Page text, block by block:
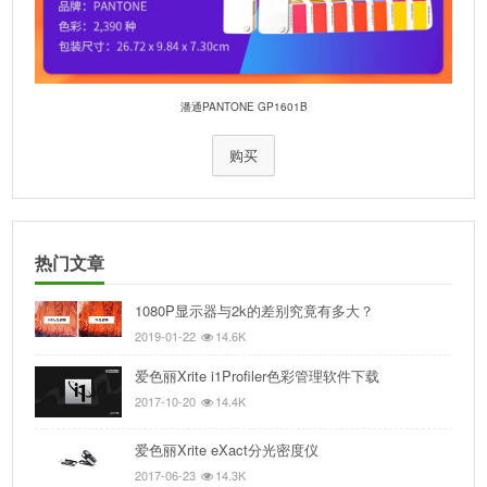
潘通PANTONE GP1601B
购买
热门文章
1080P显示器与2k的差别究竟有多大？
2019-01-22 14.6K
爱色丽Xrite i1Profiler色彩管理软件下载
2017-10-20 14.4K
爱色丽Xrite eXact分光密度仪
2017-06-23 14.3K